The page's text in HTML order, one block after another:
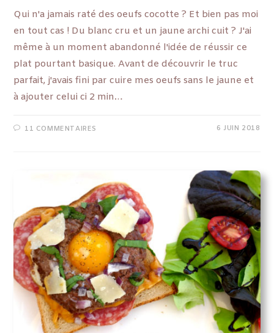
Qui n'a jamais raté des oeufs cocotte ? Et bien pas moi
en tout cas ! Du blanc cru et un jaune archi cuit ? J'ai
même à un moment abandonné l'idée de réussir ce
plat pourtant basique. Avant de découvrir le truc
parfait, j'avais fini par cuire mes oeufs sans le jaune et
à ajouter celui ci 2 min…
11 COMMENTAIRES 6 JUIN 2018